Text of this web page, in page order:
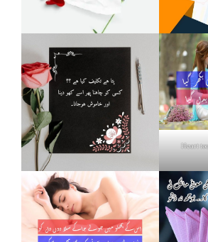
Heart